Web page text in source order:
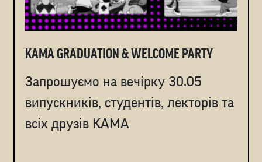
KAMA GRADUATION & WELCOME PARTY
Запрошуємо на вечірку 30.05
випускників, студентів, лекторів та
всіх друзів КАМА